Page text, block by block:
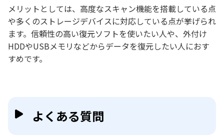
メリットとしては、高度なスキャン機能を搭載している点
や多くのストレージデバイスに対応している点が挙げられ
ます。信頼性の高い復元ソフトを使いたい人や、外付け
HDDやUSBメモリなどからデータを復元したい人におす
すめです。
よくある質問